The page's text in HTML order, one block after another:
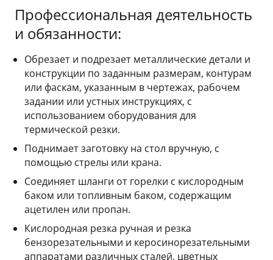
Профессиональная деятельность
и обязанности:
Обрезает и подрезает металлические детали и
конструкции по заданным размерам, контурам
или фаскам, указанным в чертежах, рабочем
задании или устных инструкциях, с
использованием оборудования для
термической резки.
Поднимает заготовку на стол вручную, с
помощью стрелы или крана.
Соединяет шланги от горелки с кислородным
баком или топливным баком, содержащим
ацетилен или пропан.
Кислородная резка ручная и резка
бензорезательными и керосинорезательными
аппаратами различных сталей, цветных